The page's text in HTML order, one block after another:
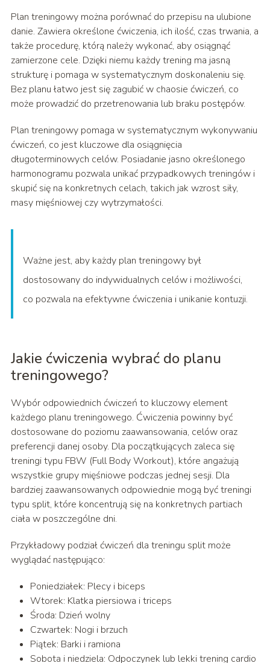
Plan treningowy można porównać do przepisu na ulubione
danie. Zawiera określone ćwiczenia, ich ilość, czas trwania, a
także procedurę, którą należy wykonać, aby osiągnąć
zamierzone cele. Dzięki niemu każdy trening ma jasną
strukturę i pomaga w systematycznym doskonaleniu się.
Bez planu łatwo jest się zagubić w chaosie ćwiczeń, co
może prowadzić do przetrenowania lub braku postępów.
Plan treningowy pomaga w systematycznym wykonywaniu
ćwiczeń, co jest kluczowe dla osiągnięcia
długoterminowych celów. Posiadanie jasno określonego
harmonogramu pozwala unikać przypadkowych treningów i
skupić się na konkretnych celach, takich jak wzrost siły,
masy mięśniowej czy wytrzymałości.
Ważne jest, aby każdy plan treningowy był
dostosowany do indywidualnych celów i możliwości,
co pozwala na efektywne ćwiczenia i unikanie kontuzji.
Jakie ćwiczenia wybrać do planu
treningowego?
Wybór odpowiednich ćwiczeń to kluczowy element
każdego planu treningowego. Ćwiczenia powinny być
dostosowane do poziomu zaawansowania, celów oraz
preferencji danej osoby. Dla początkujących zaleca się
treningi typu FBW (Full Body Workout), które angażują
wszystkie grupy mięśniowe podczas jednej sesji. Dla
bardziej zaawansowanych odpowiednie mogą być treningi
typu split, które koncentrują się na konkretnych partiach
ciała w poszczególne dni.
Przykładowy podział ćwiczeń dla treningu split może
wyglądać następująco:
Poniedziałek: Plecy i biceps
Wtorek: Klatka piersiowa i triceps
Środa: Dzień wolny
Czwartek: Nogi i brzuch
Piątek: Barki i ramiona
Sobota i niedziela: Odpoczynek lub lekki trening cardio